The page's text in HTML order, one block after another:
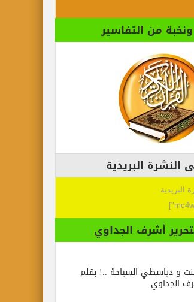
ونخبة من التفاسير
البريدية
البريدية
أشرف الجداوي
و دياسطي السياحة ..! بقلم
الجداوي